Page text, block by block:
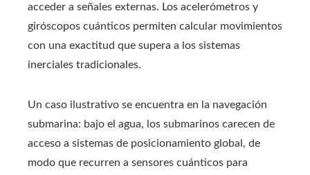
acceder a señales externas. Los acelerómetros y
giróscopos cuánticos permiten calcular movimientos
con una exactitud que supera a los sistemas
inerciales tradicionales.
Un caso ilustrativo se encuentra en la navegación
submarina: bajo el agua, los submarinos carecen de
acceso a sistemas de posicionamiento global, de
modo que recurren a sensores cuánticos para